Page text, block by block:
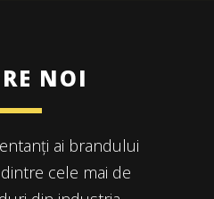
NOI
ai brandului
cele mai de